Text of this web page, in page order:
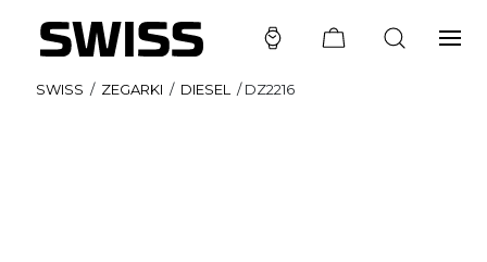
SWISS / ZEGARKI / DIESEL /DZ2216